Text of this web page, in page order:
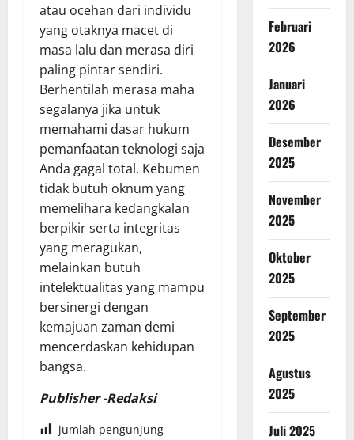
atau ocehan dari individu
yang otaknya macet di
masa lalu dan merasa diri
paling pintar sendiri.
Berhentilah merasa maha
segalanya jika untuk
memahami dasar hukum
pemanfaatan teknologi saja
Anda gagal total. Kebumen
tidak butuh oknum yang
memelihara kedangkalan
berpikir serta integritas
yang meragukan,
melainkan butuh
intelektualitas yang mampu
bersinergi dengan
kemajuan zaman demi
mencerdaskan kehidupan
bangsa.
Publisher -Redaksi
jumlah pengunjung
Februari
2026
Januari
2026
Desember
2025
November
2025
Oktober
2025
September
2025
Agustus
2025
Juli 2025